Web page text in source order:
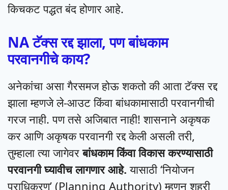
किचकट पद्धत बंद होणार आहे.
NA टॅक्स रद्द झाला, पण बांधकाम
परवानगीचे काय?
अनेकांचा असा गैरसमज होऊ शकतो की आता टॅक्स रद्द
झाला म्हणजे ले-आउट किंवा बांधकामासाठी परवानगीची
गरज नाही. पण तसे अजिबात नाही! शासनाने अकृषक
कर आणि अकृषक परवानगी रद्द केली असली तरी,
तुम्हाला त्या जागेवरबांधकाम किंवा विकास करण्यासाठी
परवानगी घ्यावीच लागणार आहे. यासाठी ‘नियोजन
प्राधिकरण’ (Planning Authority) म्हणून शहरी